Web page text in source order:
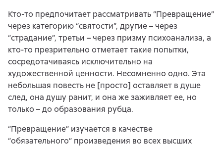
Кто-то предпочитает рассматривать “Превращение”
через категорию “святости”, другие – через
“страдание”, третьи – через призму психоанализа, а
кто-то презрительно отметает такие попытки,
сосредотачиваясь исключительно на
художественной ценности. Несомненно одно. Эта
небольшая повесть не [просто] оставляет в душе
след, она душу ранит, и она же заживляет ее, но
только – до образования рубца.
“Превращение” изучается в качестве
“обязательного” произведения во всех высших